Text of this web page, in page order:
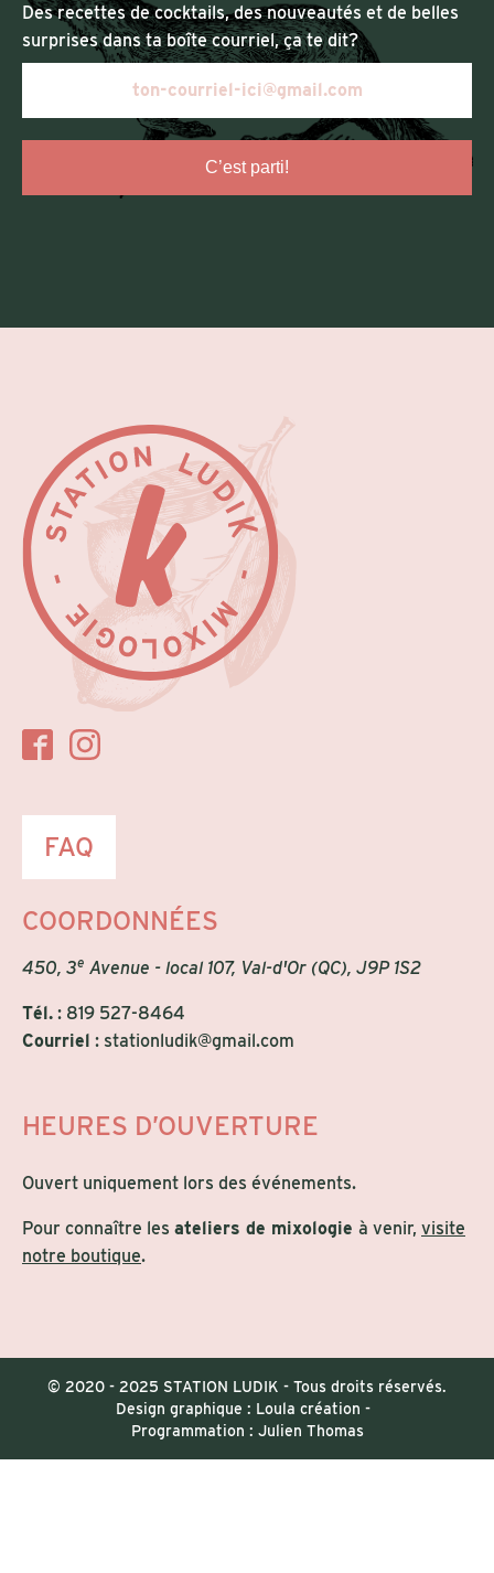
Des recettes de cocktails, des nouveautés et de belles
surprises dans ta boîte courriel, ça te dit?
C’est parti!
FAQ
COORDONNÉES
450, 3e Avenue - local 107, Val-d'Or (QC), J9P 1S2
Tél. : 819 527-8464
Courriel : stationludik@gmail.com
HEURES D’OUVERTURE
Ouvert uniquement lors des événements.
Pour connaître les ateliers de mixologie à venir, visite
notre boutique.
© 2020 - 2025 STATION LUDIK - Tous droits réservés.
Design graphique : Loula création -
Programmation : Julien Thomas